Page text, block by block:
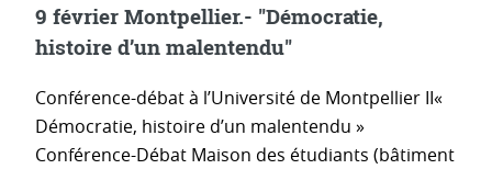
9 février Montpellier.- "Démocratie,
histoire d’un malentendu"
Conférence-débat à l’Université de Montpellier II«
Démocratie, histoire d’un malentendu »
Conférence-Débat Maison des étudiants (bâtiment